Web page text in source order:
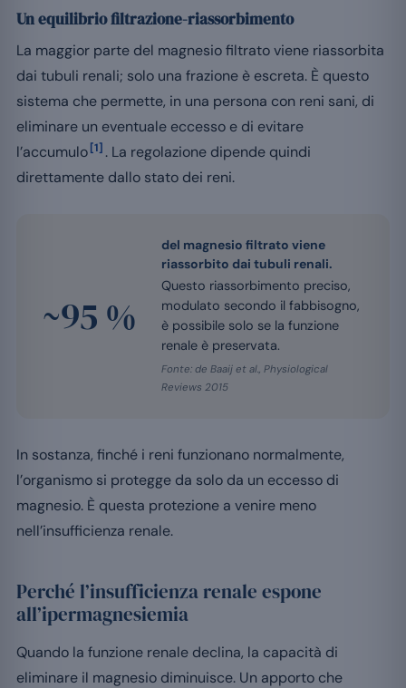
Un equilibrio filtrazione-riassorbimento
La maggior parte del magnesio filtrato viene riassorbita
dai tubuli renali; solo una frazione è escreta. È questo
sistema che permette, in una persona con reni sani, di
eliminare un eventuale eccesso e di evitare
l’accumulo[1] . La regolazione dipende quindi
direttamente dallo stato dei reni.
~95 %
del magnesio filtrato viene
riassorbito dai tubuli renali.
Questo riassorbimento preciso,
modulato secondo il fabbisogno,
è possibile solo se la funzione
renale è preservata.
Fonte: de Baaij et al., Physiological
Reviews 2015
In sostanza, finché i reni funzionano normalmente,
l’organismo si protegge da solo da un eccesso di
magnesio. È questa protezione a venire meno
nell’insufficienza renale.
Perché l’insufficienza renale espone
all’ipermagnesiemia
Quando la funzione renale declina, la capacità di
eliminare il magnesio diminuisce. Un apporto che